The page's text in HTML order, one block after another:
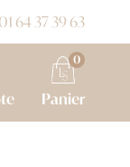
01 64 37 39 63
0
Panier